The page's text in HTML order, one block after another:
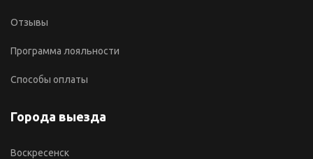
Отзывы
Программа лояльности
Способы оплаты
Города выезда
Воскресенск